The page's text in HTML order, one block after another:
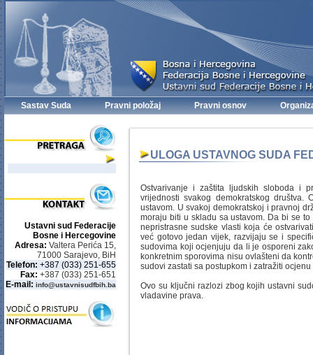
Sastav Suda Pravni položaj Pravni osnov
Ustavni sud Federacije
Bosne i Hercegovine
Adresa: Valtera Perića 15,
71000 Sarajevo, BiH
Telefon: +387 (033) 251-655
Fax: +387 (033) 251-651
E-mail: info@ustavnisudfbih.ba
ULOGA USTAVNOG SUDA
Ostvarivanje i zaštita ljudskih sloboda i
vrijednosti svakog demokratskog društva.
ustavom. U svakoj demokratskoj i pravnoj
moraju biti u skladu sa ustavom. Da bi se
nepristrasne sudske vlasti koja će
već gotovo jedan vijek, razvijaju se i
sudovima koji ocjenjuju da li je osporeni
konkretnim sporovima nisu ovlašteni da
sudovi zastati sa postupkom i zatražiti
Ovo su ključni razlozi zbog kojih ustavni
vladavine prava.